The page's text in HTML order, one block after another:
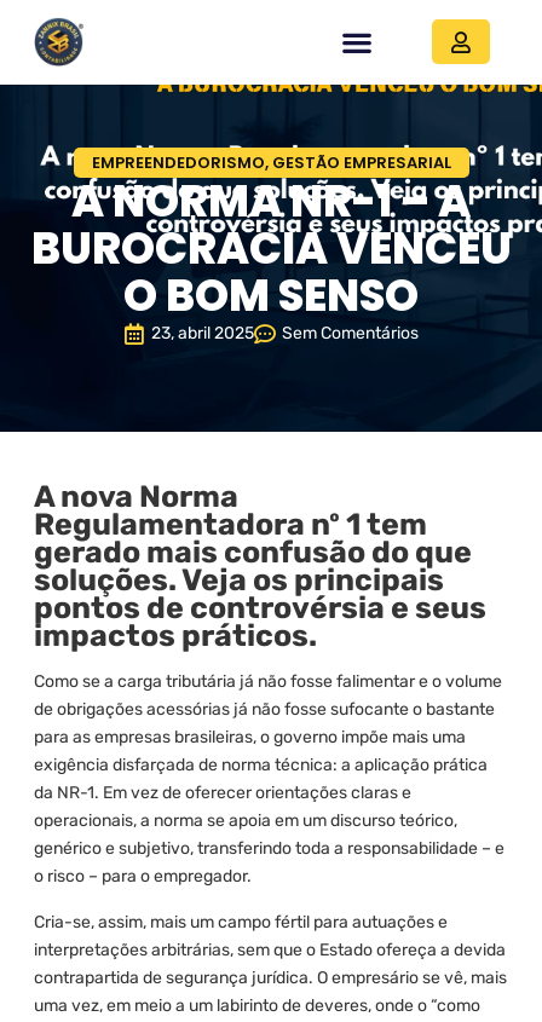
EMPREENDEDORISMO, GESTÃO EMPRESARIAL
A NORMA NR-1 – A
BUROCRACIA VENCEU
O BOM SENSO
23, abril 2025 Sem Comentários
A nova Norma
Regulamentadora nº 1 tem
gerado mais confusão do que
soluções. Veja os principais
pontos de controvérsia e seus
impactos práticos.
Como se a carga tributária já não fosse falimentar e o volume
de obrigações acessórias já não fosse sufocante o bastante
para as empresas brasileiras, o governo impõe mais uma
exigência disfarçada de norma técnica: a aplicação prática
da NR-1. Em vez de oferecer orientações claras e
operacionais, a norma se apoia em um discurso teórico,
genérico e subjetivo, transferindo toda a responsabilidade – e
o risco – para o empregador.
Cria-se, assim, mais um campo fértil para autuações e
interpretações arbitrárias, sem que o Estado ofereça a devida
contrapartida de segurança jurídica. O empresário se vê, mais
uma vez, em meio a um labirinto de deveres, onde o “como